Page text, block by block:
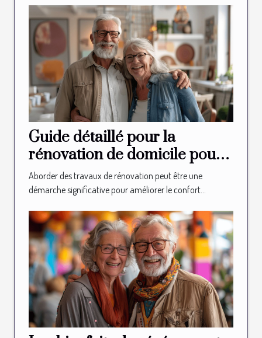
Guide détaillé pour la
rénovation de domicile pour
les seniors
Aborder des travaux de rénovation peut être une
démarche significative pour améliorer le confort...